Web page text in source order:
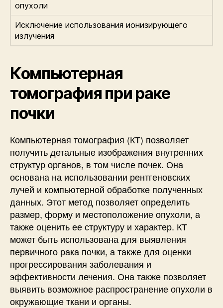
опухоли
Исключение использования ионизирующего
излучения
Компьютерная
томография при раке
почки
Компьютерная томография (КТ) позволяет
получить детальные изображения внутренних
структур органов, в том числе почек. Она
основана на использовании рентгеновских
лучей и компьютерной обработке полученных
данных. Этот метод позволяет определить
размер, форму и местоположение опухоли, а
также оценить ее структуру и характер. КТ
может быть использована для выявления
первичного рака почки, а также для оценки
прогрессирования заболевания и
эффективности лечения. Она также позволяет
выявить возможное распространение опухоли в
окружающие ткани и органы.